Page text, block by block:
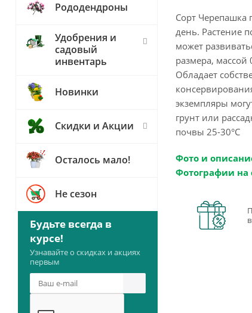
Сорт Черепашка
день. Растение
может
размера, массой
Обладает
экземпляры
грунт или
почвы 25-30°С
Фото и
Фотографии на
Рододендроны
Удобрения и
садовый
инвентарь
Новинки
Скидки и Акции
Осталось мало!
Не сезон
Будьте всегда в
курсе!
Узнавайте о скидках и акциях
первым